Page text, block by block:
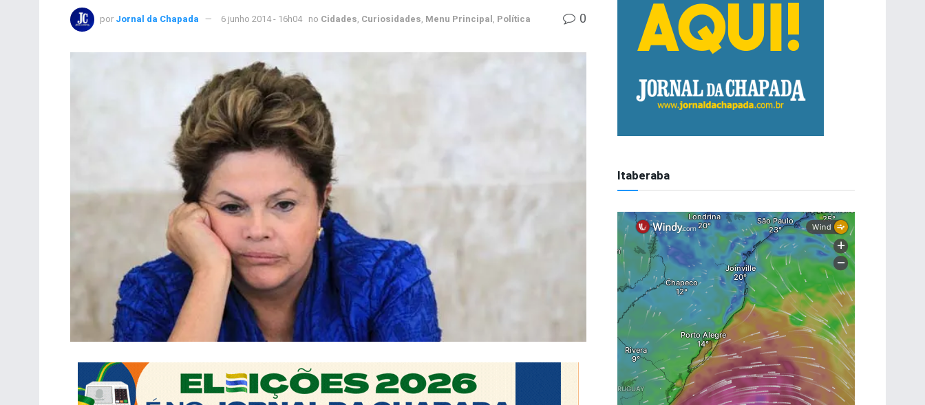
por Jornal da Chapada 6 junho 2014 - 16h04 no Cidades, Curiosidades, Menu Principal, Política 0
Itaberaba